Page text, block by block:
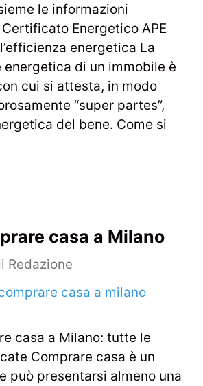
le informazioni
Energetico APE
energetica La
di un immobile è
cui si attesta, in modo
“super partes”,
del bene. Come si
casa a Milano
Redazione
casa a Milano: tutte le
Comprare casa è un
può presentarsi almeno una